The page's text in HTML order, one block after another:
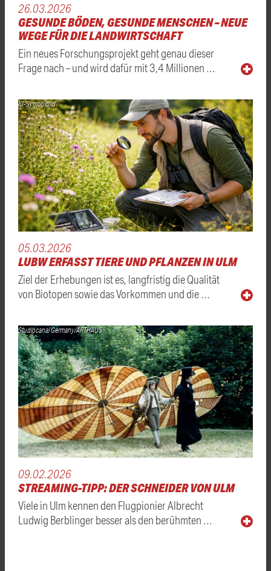
26.03.2026
GESUNDE BÖDEN, GESUNDE MENSCHEN – NEUE
WEGE FÜR DIE LANDWIRTSCHAFT
Ein neues Forschungsprojekt geht genau dieser
Frage nach – und wird dafür mit 3,4 Millionen …
KI-Symbolbild
05.03.2026
LUBW ERFASST TIERE UND PFLANZEN IN ULM
Ziel der Erhebungen ist es, langfristig die Qualität
von Biotopen sowie das Vorkommen und die …
Studiocanal Germany/ARTHAUS
09.02.2026
STREAMING-TIPP: DER SCHNEIDER VON ULM
Viele in Ulm kennen den Flugpionier Albrecht
Ludwig Berblinger besser als den berühmten …